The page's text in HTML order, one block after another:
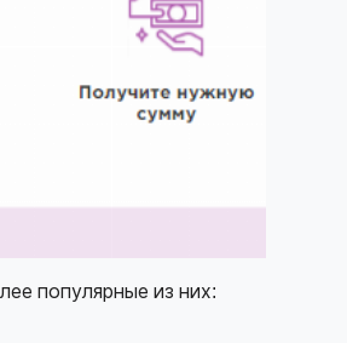
популярные из них: